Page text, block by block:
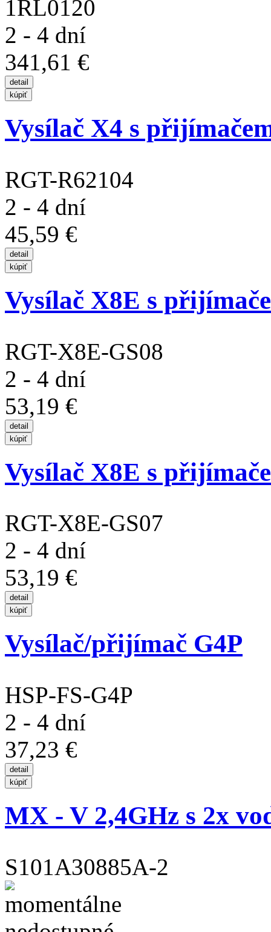
1RL0120
2 - 4 dní
341,61 €
Vysílač X4 s
RGT-R62104
2 - 4 dní
45,59 €
Vysílač X8E s
RGT-X8E-GS08
2 - 4 dní
53,19 €
Vysílač X8E s
RGT-X8E-GS07
2 - 4 dní
53,19 €
Vysílač/přijímač G4P
HSP-FS-G4P
2 - 4 dní
37,23 €
MX - V 2,4GHz s 2x
S101A30885A-2